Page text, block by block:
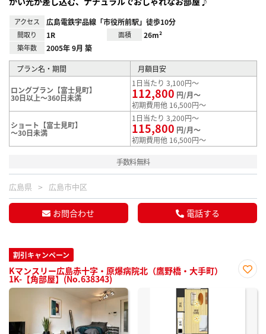
アクセス 広島電鉄宇品線「市役所前駅」徒歩10分
間取り 1R 面積 26m²
築年数 2005年 9月 築
プラン名・期間 月額目安
ロングプラン【富士見町】
30日以上～360日未満
1日当たり 3,100円～
112,800 円/月～
初期費用他 16,500円～
ショート【富士見町】
～30日未満
1日当たり 3,200円～
115,800 円/月～
初期費用他 16,500円～
手数料無料
広島県 広島市中区
お問合わせ 電話する
割引キャンペーン
Kマンスリー広島赤十字・原爆病院北（鷹野橋・大手町）
1K-【角部屋】(No.638343)
に入